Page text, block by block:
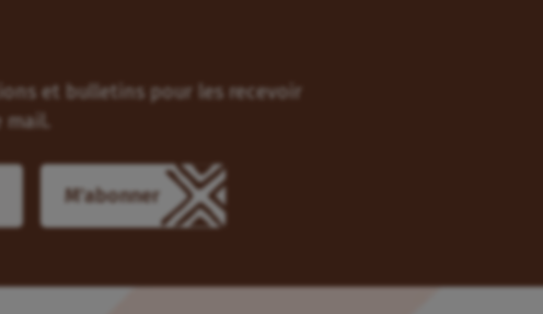
et bulletins pour les recevoir